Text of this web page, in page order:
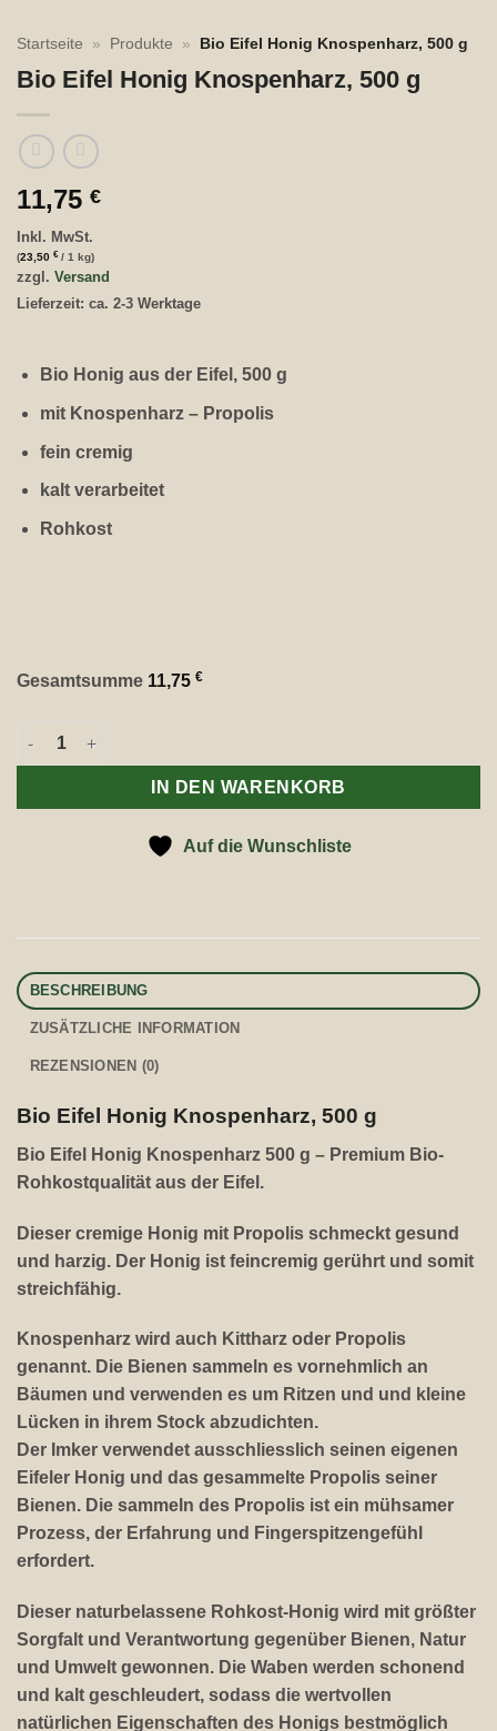
Startseite » Produkte » Bio Eifel Honig Knospenharz, 500 g
Bio Eifel Honig Knospenharz, 500 g
11,75 €
Inkl. MwSt.
(23,50 €/ 1 kg)
zzgl. Versand
Lieferzeit: ca. 2-3 Werktage
Bio Honig aus der Eifel, 500 g
mit Knospenharz – Propolis
fein cremig
kalt verarbeitet
Rohkost
Gesamtsumme 11,75 €
Bio Eifel Honig Knospenharz, 500 g Menge
IN DEN WARENKORB
Auf die Wunschliste
BESCHREIBUNG
ZUSÄTZLICHE INFORMATION
REZENSIONEN (0)
Bio Eifel Honig Knospenharz, 500 g
Bio Eifel Honig Knospenharz 500 g – Premium Bio-
Rohkostqualität aus der Eifel.
Dieser cremige Honig mit Propolis schmeckt gesund
und harzig. Der Honig ist feincremig gerührt und somit
streichfähig.
Knospenharz wird auch Kittharz oder Propolis
genannt. Die Bienen sammeln es vornehmlich an
Bäumen und verwenden es um Ritzen und und kleine
Lücken in ihrem Stock abzudichten.
Der Imker verwendet ausschliesslich seinen eigenen
Eifeler Honig und das gesammelte Propolis seiner
Bienen. Die sammeln des Propolis ist ein mühsamer
Prozess, der Erfahrung und Fingerspitzengefühl
erfordert.
Dieser naturbelassene Rohkost-Honig wird mit größter
Sorgfalt und Verantwortung gegenüber Bienen, Natur
und Umwelt gewonnen. Die Waben werden schonend
und kalt geschleudert, sodass die wertvollen
natürlichen Eigenschaften des Honigs bestmöglich